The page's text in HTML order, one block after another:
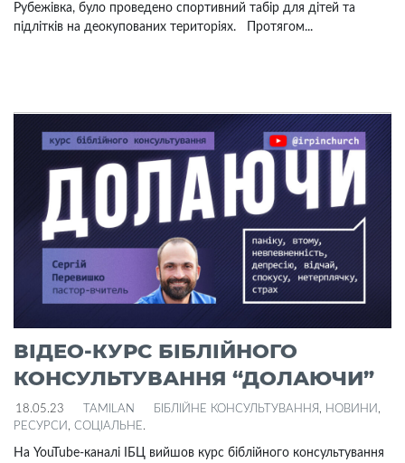
Рубежівка, було проведено спортивний табір для дітей та
підлітків на деокупованих територіях. Протягом...
ВІДЕО-КУРС БІБЛІЙНОГО
КОНСУЛЬТУВАННЯ “ДОЛАЮЧИ”
18.05.23 TAMILAN БІБЛІЙНЕ КОНСУЛЬТУВАННЯ, НОВИНИ ,
РЕСУРСИ , СОЦІАЛЬНЕ.
На YouTube-каналі ІБЦ вийшов курс біблійного консультування